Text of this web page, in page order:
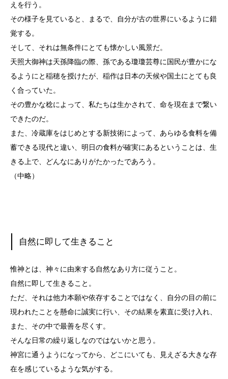
えを行う。
その様子を見ていると、まるで、自分が古の世界にいるように錯
覚する。
そして、それは無条件にとても懐かしい風景だ。
天照大御神は天孫降臨の際、孫である瓊瓊芸尊に国民が豊かにな
るようにと稲穂を授けたが、稲作は日本の天候や国土にとても良
く合っていた。
その豊かな稔によって、私たちは生かされて、命を現在まで繋い
できたのだ。
また、冷蔵庫をはじめとする新技術によって、あらゆる食料を備
蓄できる現代と違い、明日の食料が確実にあるということは、生
きる上で、どんなにありがたかったであろう。
（中略）
自然に即して生きること
惟神とは、神々に由来する自然なあり方に従うこと。
自然に即して生きること。
ただ、それは他力本願や依存することではなく、自分の目の前に
現われたことを懸命に誠実に行い、その結果を素直に受け入れ、
また、その中で最善を尽くす。
そんな日常の繰り返しなのではないかと思う。
神宮に通うようになってから、どこにいても、見えざる大きな存
在を感じているような気がする。